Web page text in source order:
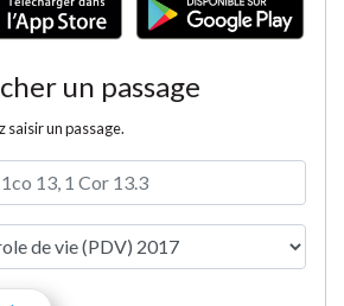
un passage
saisir un passage.